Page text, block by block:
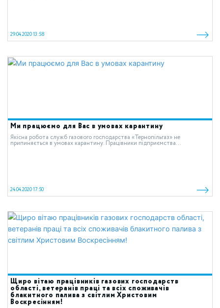
29.04.2020 13:58
Ми працюємо для Вас в умовах карантину
Якісна робота служб газового господарства «Тернопільгаз» не
припиняється в умовах карантину. Працівники підприємства...
24.04.2020 17:50
Щиро вітаю працівників газових господарств
області, ветеранів праці та всіх споживачів
блакитного палива з світлим Христовим
Воскресінням!